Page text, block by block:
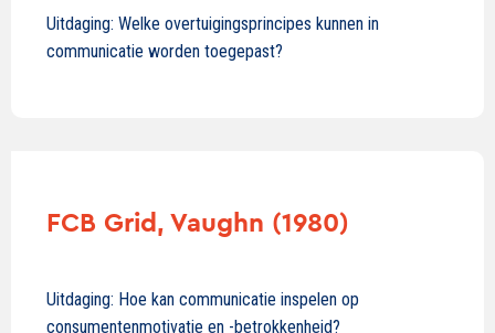
Uitdaging: Welke overtuigingsprincipes kunnen in
communicatie worden toegepast?
FCB Grid, Vaughn (1980)
Uitdaging: Hoe kan communicatie inspelen op
consumentenmotivatie en -betrokkenheid?